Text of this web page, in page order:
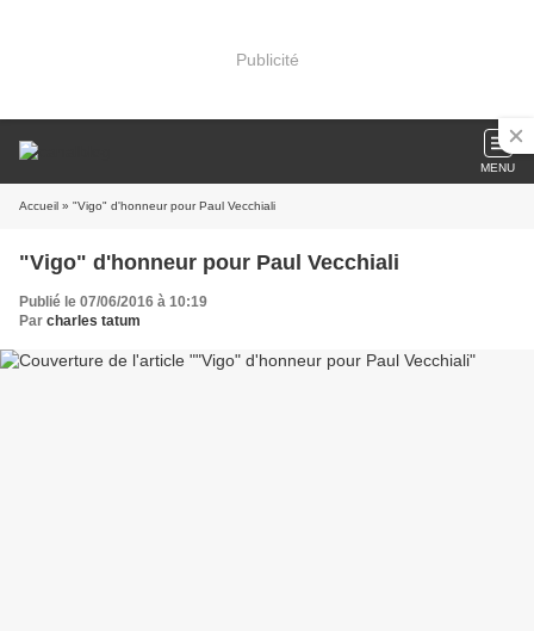
Publicité
MENU
Accueil » "Vigo" d'honneur pour Paul Vecchiali
"Vigo" d'honneur pour Paul Vecchiali
Publié le 07/06/2016 à 10:19
Par charles tatum